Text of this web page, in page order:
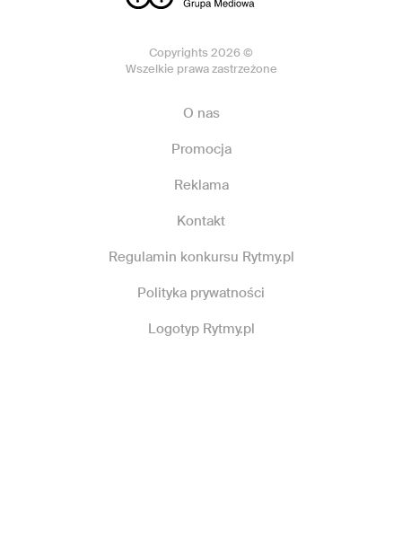
Copyrights 2026 ©
Wszelkie prawa zastrzeżone
O nas
Promocja
Reklama
Kontakt
Regulamin konkursu Rytmy.pl
Polityka prywatności
Logotyp Rytmy.pl